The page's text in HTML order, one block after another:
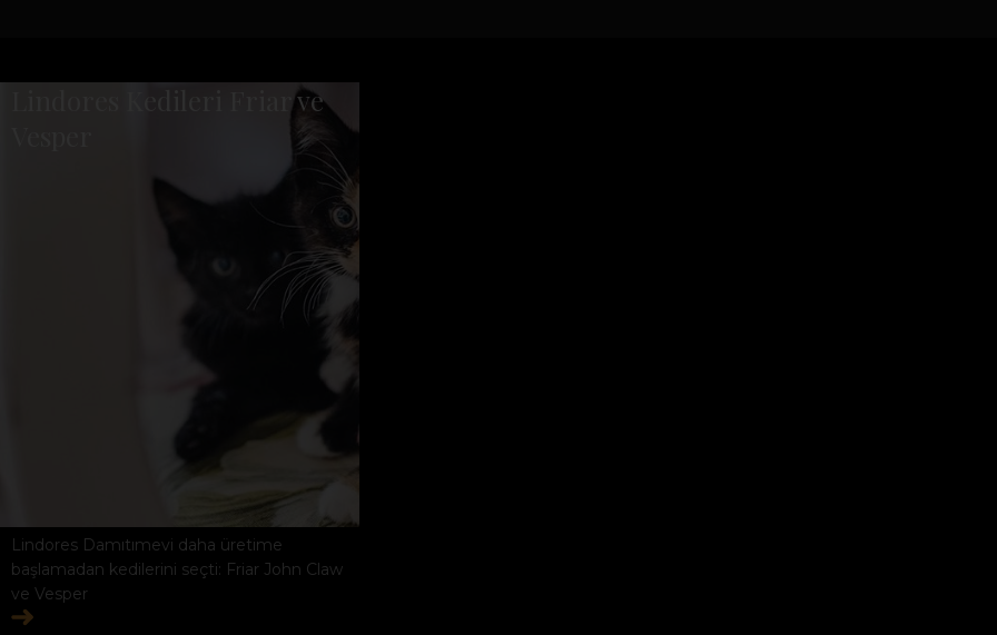
Lindores Kedileri Friar ve
Lindores Damıtımevi daha üretime
başlamadan kedilerini seçti: Friar John Claw
ve Vesper